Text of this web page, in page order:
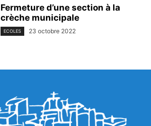
Fermeture d’une section à la
crèche municipale
ECOLES 23 octobre 2022